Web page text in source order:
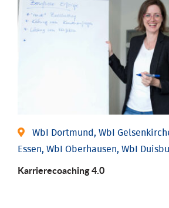
WbI Dortmund, WbI
Essen, WbI Oberhausen, WbI
Karriere­coaching 4.0